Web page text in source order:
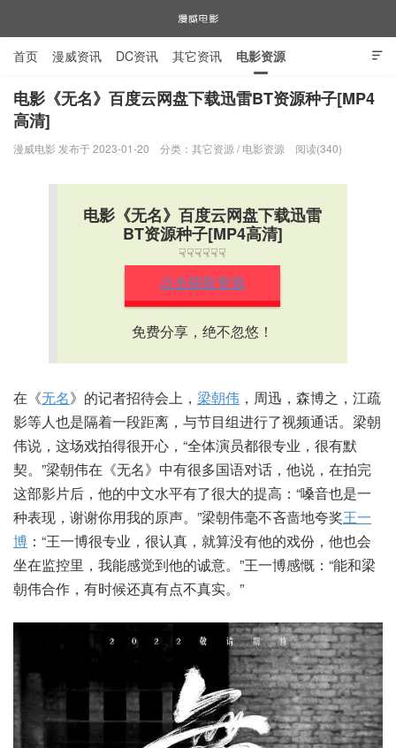
漫威电影

首页 漫威资讯 DC资讯 其它资讯 电影资源
电视剧资源 漫威图片
电影《无名》百度云网盘下载迅雷BT资源种子[MP4
高清]
漫威电影 发布于 2023-01-20 分类： 其它资源 / 电影资源 阅读(340)
电影《无名》百度云网盘下载迅雷
BT资源种子[MP4高清]
☟☟☟☟☟☟
点击获取资源
免费分享，绝不忽悠！
在《无名》的记者招待会上， 梁朝伟 ，周迅，森博之，江疏
影等人也是隔着一段距离，与节目组进行了视频通话。梁朝
伟说，这场戏拍得很开心，“全体演员都很专业，很有默
契。”梁朝伟在《无名》中有很多国语对话，他说，在拍完
这部影片后，他的中文水平有了很大的提高：“嗓音也是一
种表现，谢谢你用我的原声。”梁朝伟毫不吝啬地夸奖王一
博 ：“王一博很专业，很认真，就算没有他的戏份，他也会
坐在监控里，我能感觉到他的诚意。”王一博感慨：“能和梁
朝伟合作，有时候还真有点不真实。”